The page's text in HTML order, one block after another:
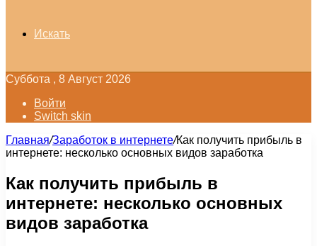
Искать
Суббота , 8 Август 2026
Войти
Switch skin
Главная/Заработок в интернете/Как получить прибыль в
интернете: несколько основных видов заработка
Как получить прибыль в
интернете: несколько основных
видов заработка